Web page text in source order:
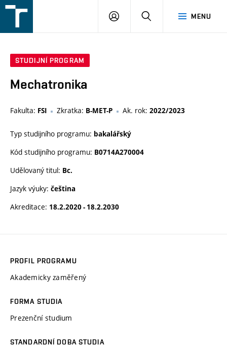
v
MENU
PŘIHLÁŠENÍ
STUDIJNÍ PROGRAM
Mechatronika
Fakulta: FSI Zkratka: B-MET-P Ak. rok: 2022/2023
Typ studijního programu: bakalářský
Kód studijního programu: B0714A270004
Udělovaný titul: Bc.
Jazyk výuky: čeština
Akreditace: 18.2.2020 - 18.2.2030
PROFIL PROGRAMU
Akademicky zaměřený
FORMA STUDIA
Prezenční studium
STANDARDNÍ DOBA STUDIA